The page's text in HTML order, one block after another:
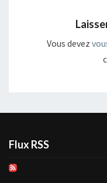
Vous devez
Flux RSS